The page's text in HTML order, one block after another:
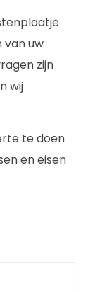
uw
zijn
wij
te doen
en eisen